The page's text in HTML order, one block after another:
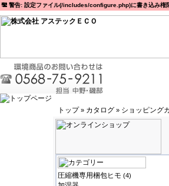
警告: 設定ファイル(/includes/configure.php)に書き込み
トップ» カタログ » ショッピング
圧縮機専用梱包ヒモ (4)